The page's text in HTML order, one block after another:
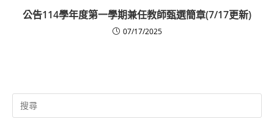
公告114學年度第一學期兼任教師甄選簡章(7/17更新)
07/17/2025
Search
for: